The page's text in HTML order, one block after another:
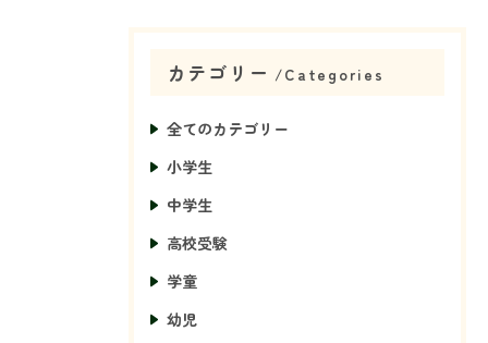
カテゴリー Categories
全てのカテゴリー
小学生
中学生
高校受験
学童
幼児